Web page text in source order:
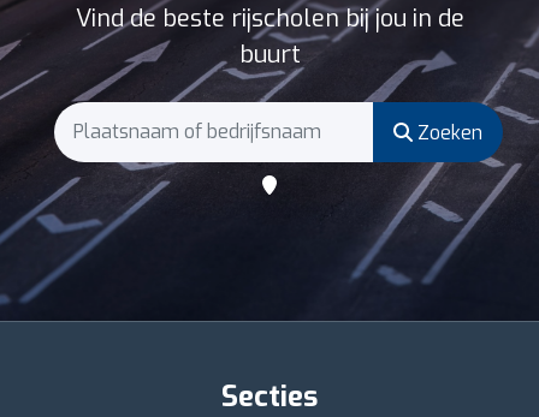
Vind de beste rijscholen bij jou in de
buurt
Zoeken
Secties